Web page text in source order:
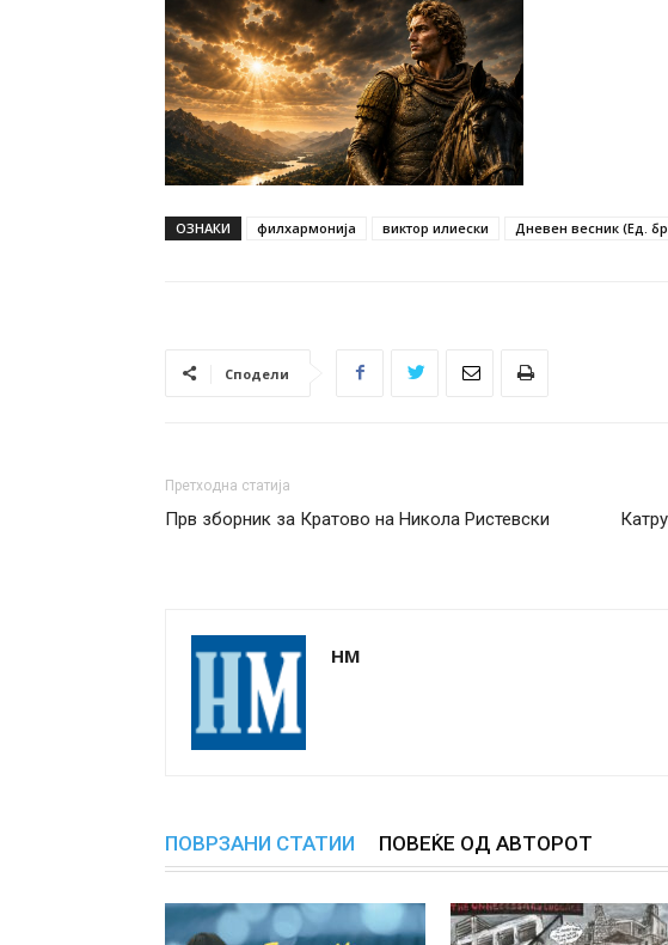
ОЗНАКИ филхармонија виктор илиески Дневен весник (Ед.
Сподели
Претходна статија
Прв зборник за Кратово на Никола Ристевски
НМ
ПОВРЗАНИ СТАТИИ ПОВЕЌЕ ОД АВТОРОТ